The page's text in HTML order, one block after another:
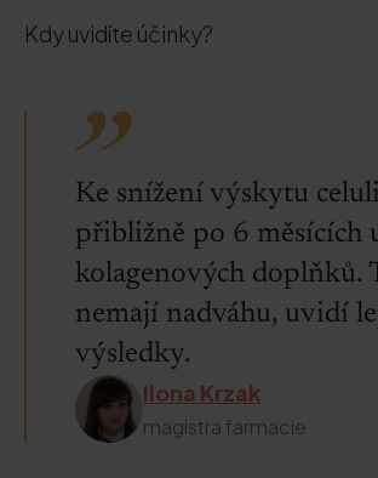
Kdy uvidíte účinky?
Ke snížení výskytu
přibližně po 6 měsících
kolagenových doplňků.
nemají nadváhu, uvidí
výsledky.
Ilona Krzak
magistra farmacie